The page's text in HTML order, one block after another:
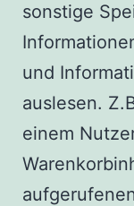
sonstige
und
auslesen.
einem